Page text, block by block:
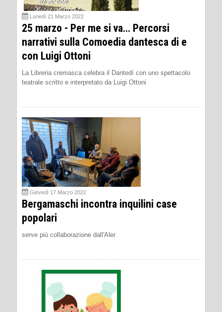
Lunedì 21 Marzo 2022
25 marzo - Per me si va… Percorsi
narrativi sulla Comoedia dantesca di e
con Luigi Ottoni
La Libreria cremasca celebra il Dantedì con uno spettacolo
teatrale scritto e interpretato da Luigi Ottoni
Giovedì 17 Marzo 2022
Bergamaschi incontra inquilini case
popolari
serve più collaborazione dall'Aler